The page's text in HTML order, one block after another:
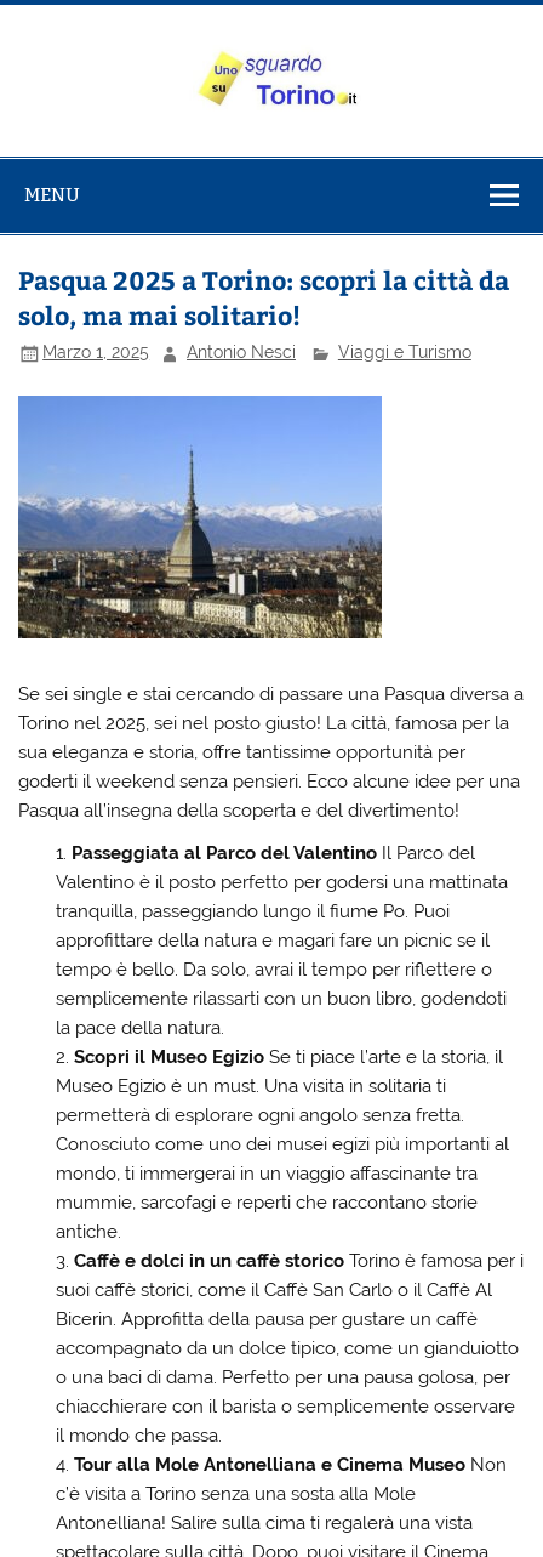
Salta
su Torino
MENU
Pasqua 2025 a Torino: scopri la città da
solo, ma mai solitario!
Marzo 1, 2025 Antonio Nesci Viaggi e Turismo
Se sei single e stai cercando di passare una Pasqua diversa a
Torino nel 2025, sei nel posto giusto! La città, famosa per la
sua eleganza e storia, offre tantissime opportunità per
goderti il weekend senza pensieri. Ecco alcune idee per una
Pasqua all’insegna della scoperta e del divertimento!
Passeggiata al Parco del ValentinoIl Parco del
Valentino è il posto perfetto per godersi una mattinata
tranquilla, passeggiando lungo il fiume Po. Puoi
approfittare della natura e magari fare un picnic se il
tempo è bello. Da solo, avrai il tempo per riflettere o
semplicemente rilassarti con un buon libro, godendoti
la pace della natura.
Scopri il Museo EgizioSe ti piace l’arte e la storia, il
Museo Egizio è un must. Una visita in solitaria ti
permetterà di esplorare ogni angolo senza fretta.
Conosciuto come uno dei musei egizi più importanti al
mondo, ti immergerai in un viaggio affascinante tra
mummie, sarcofagi e reperti che raccontano storie
antiche.
Caffè e dolci in un caffè storicoTorino è famosa per i
suoi caffè storici, come il Caffè San Carlo o il Caffè Al
Bicerin. Approfitta della pausa per gustare un caffè
accompagnato da un dolce tipico, come un gianduiotto
o una baci di dama. Perfetto per una pausa golosa, per
chiacchierare con il barista o semplicemente osservare
il mondo che passa.
Tour alla Mole Antonelliana e Cinema MuseoNon
c’è visita a Torino senza una sosta alla Mole
Antonelliana! Salire sulla cima ti regalerà una vista
spettacolare sulla città. Dopo, puoi visitare il Cinema